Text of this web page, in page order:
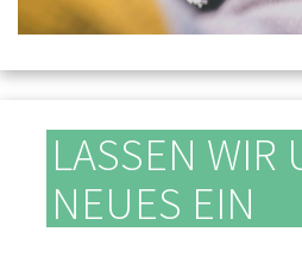
LASSEN WIR
NEUES EIN